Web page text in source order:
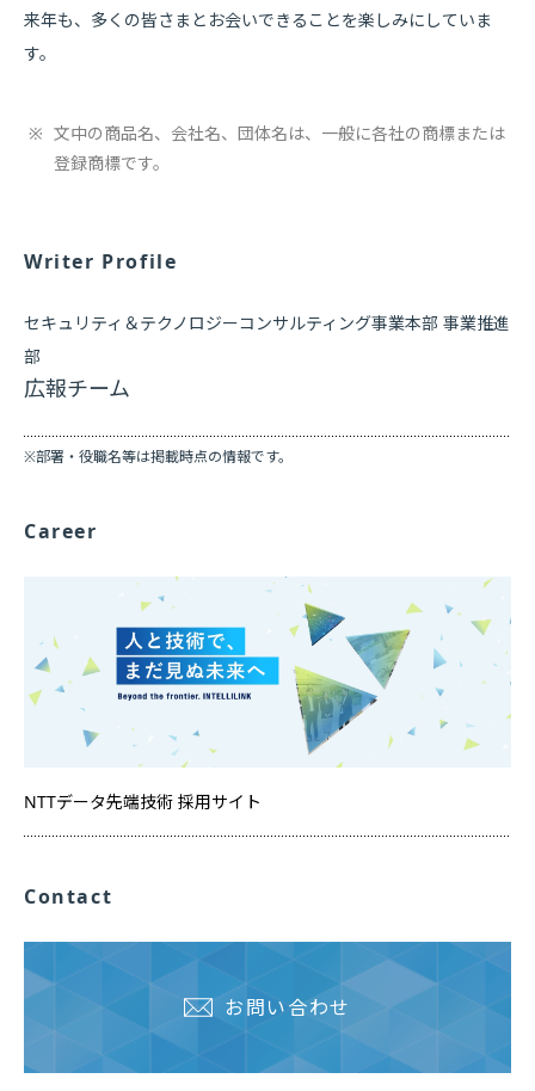
来年も、多くの皆さまとお会いできることを楽しみにしていま
す。
※ 文中の商品名、会社名、団体名は、一般に各社の商標または
登録商標です。
Writer Profile
セキュリティ＆テクノロジーコンサルティング事業本部 事業推進
部
広報チーム
※部署・役職名等は掲載時点の情報です。
Career
NTTデータ先端技術 採用サイト
Contact
お問い合わせ